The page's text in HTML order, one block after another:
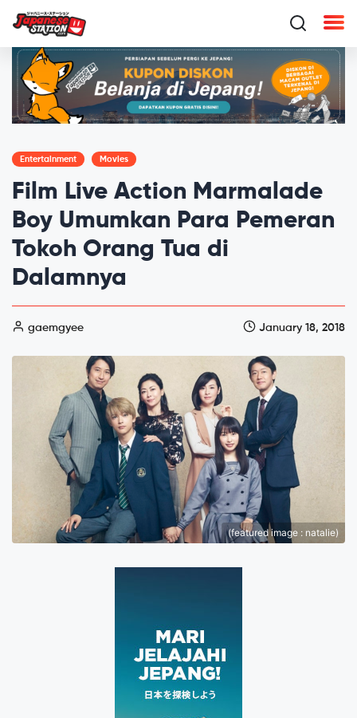
Entertainment Movies
Film Live Action Marmalade
Boy Umumkan Para Pemeran
Tokoh Orang Tua di
Dalamnya
gaemgyee January 18, 2018
(featured image : natalie)